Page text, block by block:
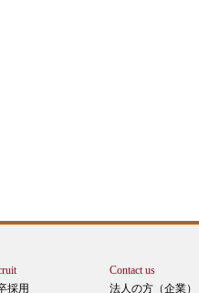
採用
Contact us
法人の方（企業）